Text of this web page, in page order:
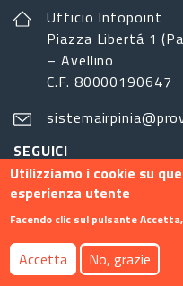
Ufficio Infopoint
Piazza Libertá 1
– Avellino
C.F. 80000190647
SEGUICI
Footer menu
Contatti Info
Utilizziamo i cookie su
esperienza utente
Facendo clic sul pulsante
Accetta No, grazie